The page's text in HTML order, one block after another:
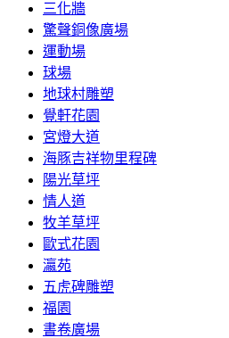
三化牆
驚聲銅像廣場
運動場
球場
地球村雕塑
覺軒花園
宮燈大道
海豚吉祥物里程碑
陽光草坪
情人道
牧羊草坪
歐式花園
瀛苑
五虎碑雕塑
福園
書卷廣場